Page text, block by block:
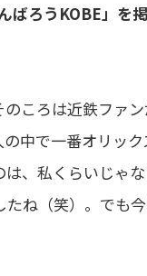
ばろうKOBE」
ころは近鉄ファ
中で一番オリッ
、私くらいじゃ
ね（笑）。でも